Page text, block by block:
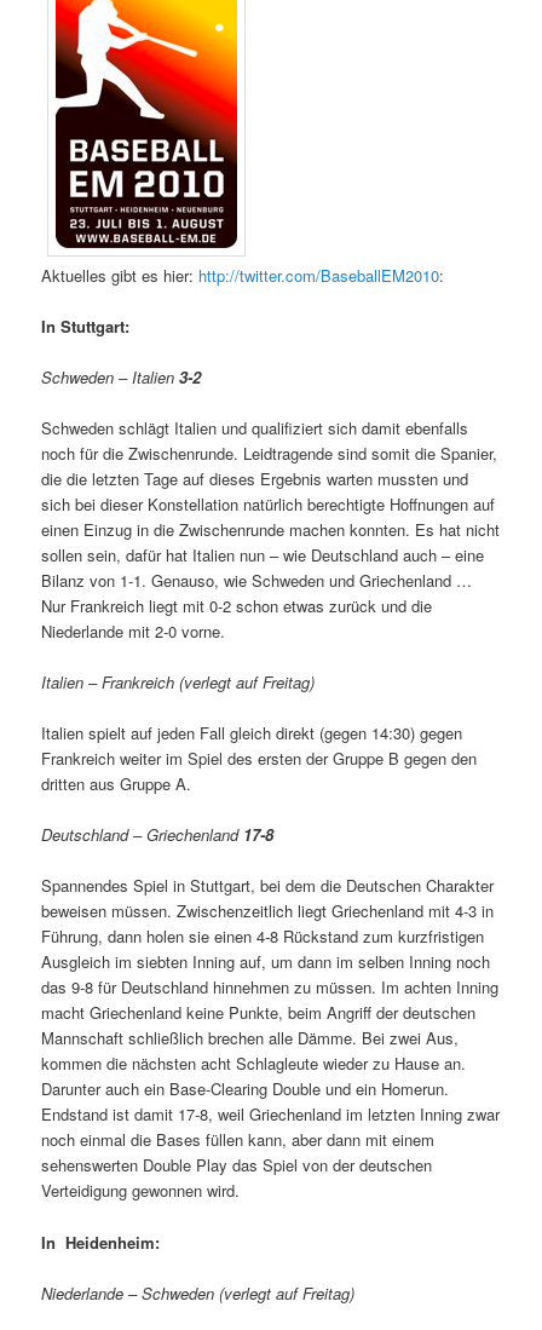
Aktuelles gibt es hier: http://twitter.com/BaseballEM2010:
In Stuttgart:
Schweden – Italien3-2
Schweden schlägt Italien und qualifiziert sich damit ebenfalls
noch für die Zwischenrunde. Leidtragende sind somit die Spanier,
die die letzten Tage auf dieses Ergebnis warten mussten und
sich bei dieser Konstellation natürlich berechtigte Hoffnungen auf
einen Einzug in die Zwischenrunde machen konnten. Es hat nicht
sollen sein, dafür hat Italien nun – wie Deutschland auch – eine
Bilanz von 1-1. Genauso, wie Schweden und Griechenland …
Nur Frankreich liegt mit 0-2 schon etwas zurück und die
Niederlande mit 2-0 vorne.
Italien – Frankreich (verlegt auf Freitag)
Italien spielt auf jeden Fall gleich direkt (gegen 14:30) gegen
Frankreich weiter im Spiel des ersten der Gruppe B gegen den
dritten aus Gruppe A.
Deutschland – Griechenland 17-8
Spannendes Spiel in Stuttgart, bei dem die Deutschen Charakter
beweisen müssen. Zwischenzeitlich liegt Griechenland mit 4-3 in
Führung, dann holen sie einen 4-8 Rückstand zum kurzfristigen
Ausgleich im siebten Inning auf, um dann im selben Inning noch
das 9-8 für Deutschland hinnehmen zu müssen. Im achten Inning
macht Griechenland keine Punkte, beim Angriff der deutschen
Mannschaft schließlich brechen alle Dämme. Bei zwei Aus,
kommen die nächsten acht Schlagleute wieder zu Hause an.
Darunter auch ein Base-Clearing Double und ein Homerun.
Endstand ist damit 17-8, weil Griechenland im letzten Inning zwar
noch einmal die Bases füllen kann, aber dann mit einem
sehenswerten Double Play das Spiel von der deutschen
Verteidigung gewonnen wird.
In Heidenheim:
Niederlande – Schweden (verlegt auf Freitag)